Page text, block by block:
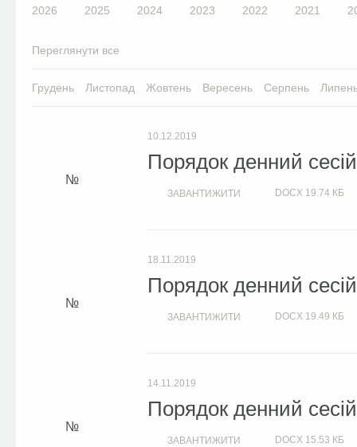
2026 2025 2024 2023 2022 2021
Переглянути все
Грудень Листопад Жовтень Вересень Серпень
10.12.2019
Порядок денний
ЗАВАНТИЖИТИ DOCX 19.74 КБ
18.11.2019
Порядок денний
ЗАВАНТИЖИТИ DOCX 19.49 КБ
14.11.2019
Порядок денний
ЗАВАНТИЖИТИ DOCX 15.53 КБ